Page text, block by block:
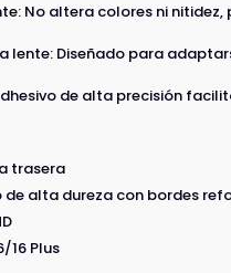
No altera colores ni
lente: Diseñado para
de alta precisión
trasera
alta dureza con bordes
16 Plus